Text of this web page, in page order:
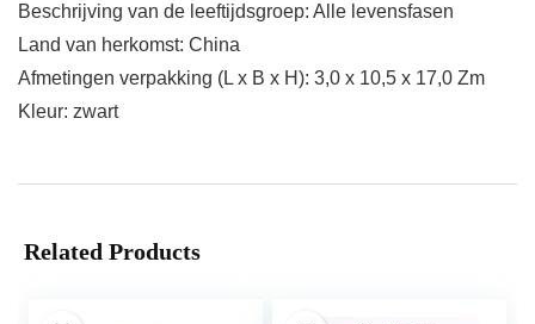
Beschrijving van de leeftijdsgroep: Alle levensfasen
Land van herkomst: China
Afmetingen verpakking (L x B x H): 3,0 x 10,5 x 17,0 Zm
Kleur: zwart
Related Products